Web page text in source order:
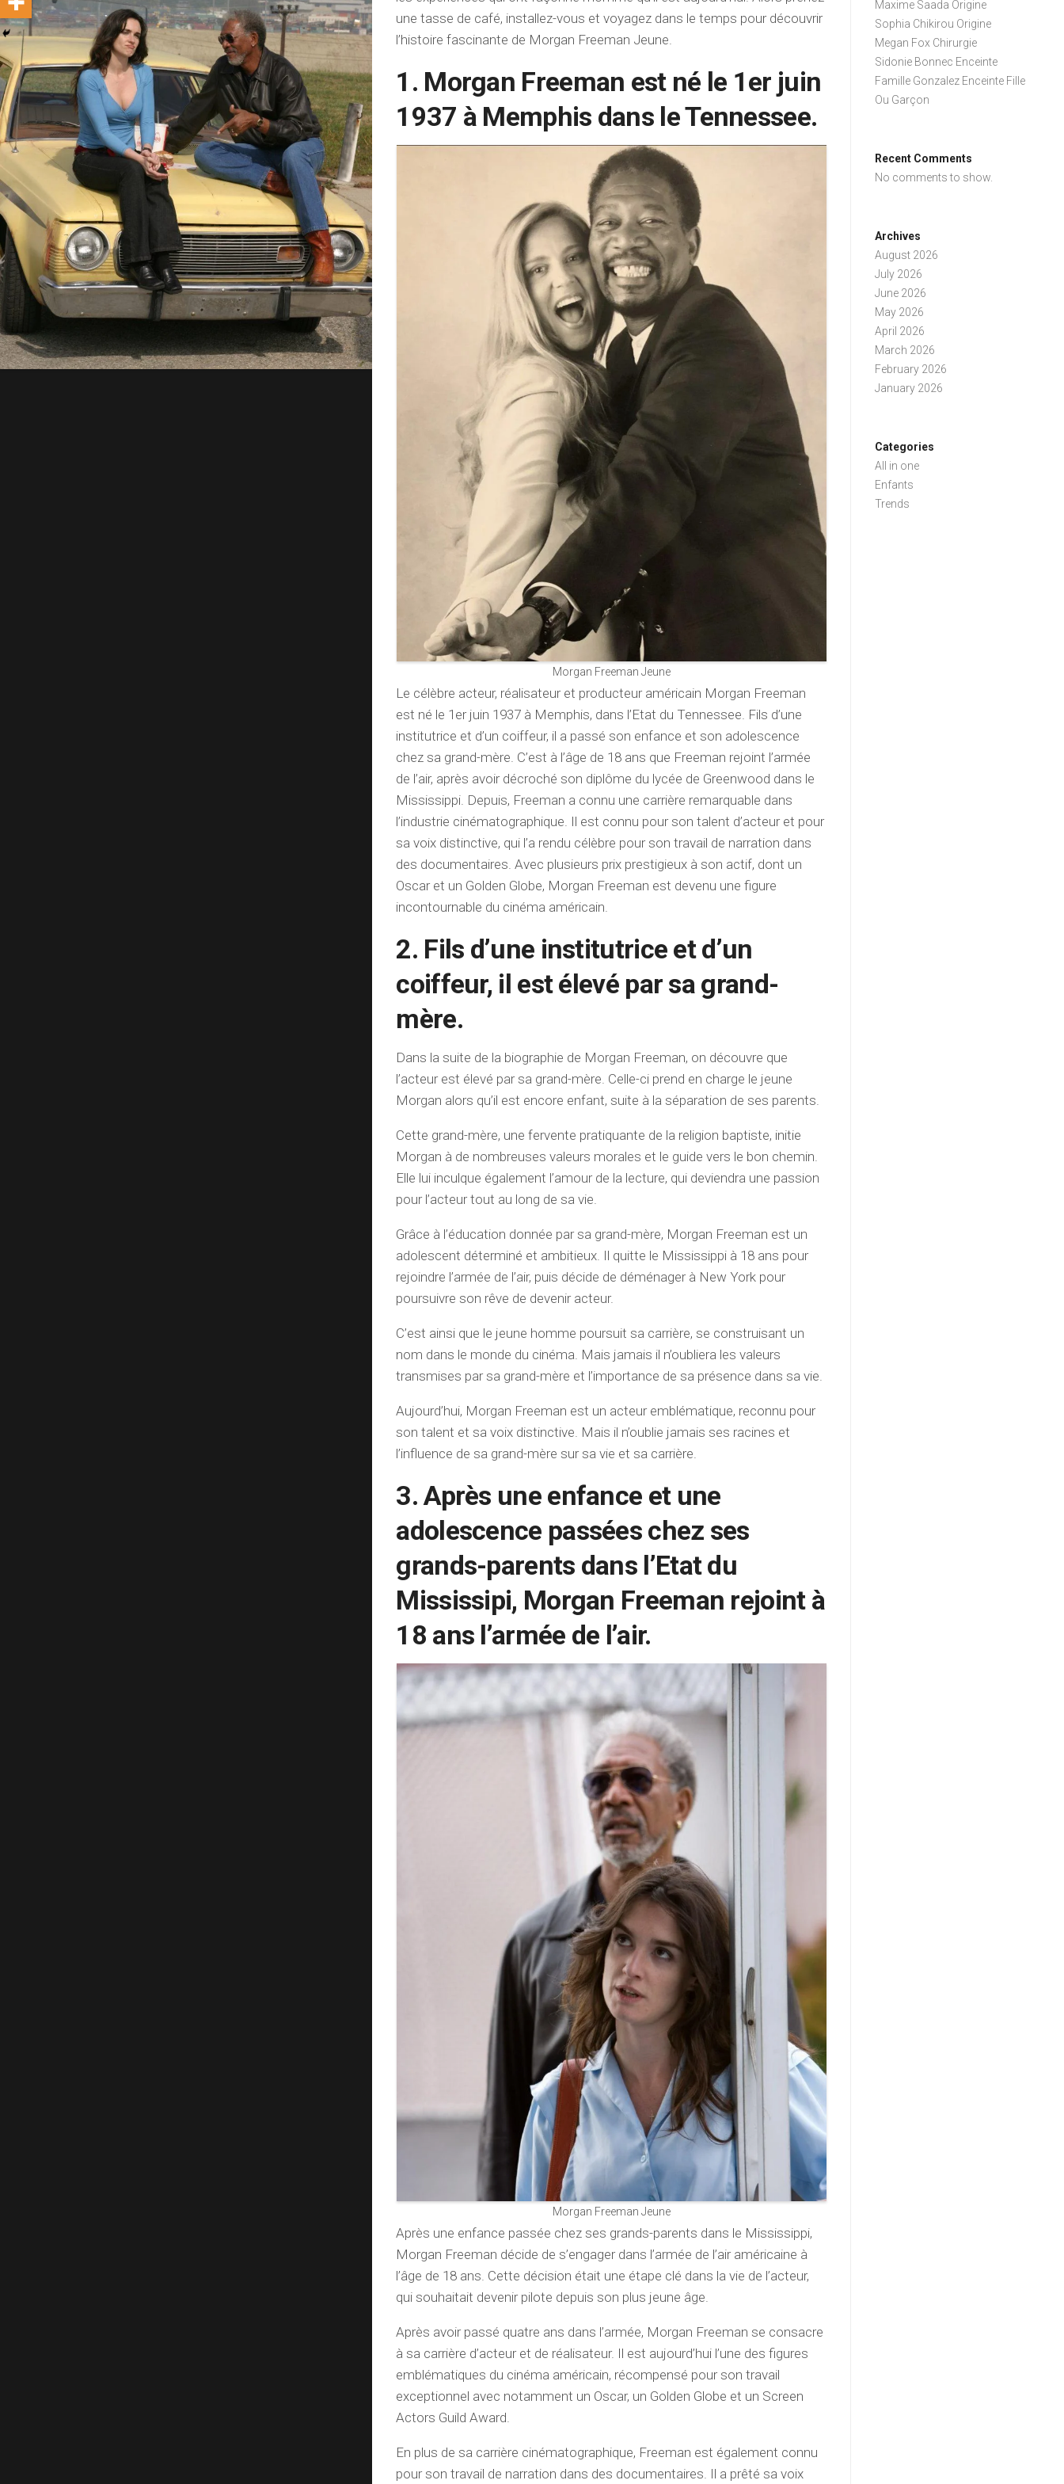
une tasse de café, installez-vous et voyagez dans le temps pour découvrir
l’histoire fascinante de Morgan Freeman Jeune.
1. Morgan Freeman est né le 1er juin
1937 à Memphis dans le Tennessee.
Morgan Freeman Jeune
Le célèbre acteur, réalisateur et producteur américain Morgan Freeman
est né le 1er juin 1937 à Memphis, dans l’Etat du Tennessee. Fils d’une
institutrice et d’un coiffeur, il a passé son enfance et son adolescence
chez sa grand-mère. C’est à l’âge de 18 ans que Freeman rejoint l’armée
de l’air, après avoir décroché son diplôme du lycée de Greenwood dans le
Mississippi. Depuis, Freeman a connu une carrière remarquable dans
l’industrie cinématographique. Il est connu pour son talent d’acteur et pour
sa voix distinctive, qui l’a rendu célèbre pour son travail de narration dans
des documentaires. Avec plusieurs prix prestigieux à son actif, dont un
Oscar et un Golden Globe, Morgan Freeman est devenu une figure
incontournable du cinéma américain.
2. Fils d’une institutrice et d’un
coiffeur, il est élevé par sa grand-
mère.
Dans la suite de la biographie de Morgan Freeman, on découvre que
l’acteur est élevé par sa grand-mère. Celle-ci prend en charge le jeune
Morgan alors qu’il est encore enfant, suite à la séparation de ses parents.
Cette grand-mère, une fervente pratiquante de la religion baptiste, initie
Morgan à de nombreuses valeurs morales et le guide vers le bon chemin.
Elle lui inculque également l’amour de la lecture, qui deviendra une passion
pour l’acteur tout au long de sa vie.
Grâce à l’éducation donnée par sa grand-mère, Morgan Freeman est un
adolescent déterminé et ambitieux. Il quitte le Mississippi à 18 ans pour
rejoindre l’armée de l’air, puis décide de déménager à New York pour
poursuivre son rêve de devenir acteur.
C’est ainsi que le jeune homme poursuit sa carrière, se construisant un
nom dans le monde du cinéma. Mais jamais il n’oubliera les valeurs
transmises par sa grand-mère et l’importance de sa présence dans sa vie.
Aujourd’hui, Morgan Freeman est un acteur emblématique, reconnu pour
son talent et sa voix distinctive. Mais il n’oublie jamais ses racines et
l’influence de sa grand-mère sur sa vie et sa carrière.
3. Après une enfance et une
adolescence passées chez ses
grands-parents dans l’Etat du
Mississipi, Morgan Freeman rejoint à
18 ans l’armée de l’air.
Morgan Freeman Jeune
Après une enfance passée chez ses grands-parents dans le Mississippi,
Morgan Freeman décide de s’engager dans l’armée de l’air américaine à
l’âge de 18 ans. Cette décision était une étape clé dans la vie de l’acteur,
qui souhaitait devenir pilote depuis son plus jeune âge.
Après avoir passé quatre ans dans l’armée, Morgan Freeman se consacre
à sa carrière d’acteur et de réalisateur. Il est aujourd’hui l’une des figures
emblématiques du cinéma américain, récompensé pour son travail
exceptionnel avec notamment un Oscar, un Golden Globe et un Screen
Actors Guild Award.
En plus de sa carrière cinématographique, Freeman est également connu
pour son travail de narration dans des documentaires. Il a prêté sa voix
Maxime Saada Origine
Sophia Chikirou Origine
Megan Fox Chirurgie
Sidonie Bonnec Enceinte
Famille Gonzalez Enceinte Fille
Ou Garçon
Recent Comments
No comments to show.
Archives
August 2026
July 2026
June 2026
May 2026
April 2026
March 2026
February 2026
January 2026
Categories
All in one
Enfants
Trends